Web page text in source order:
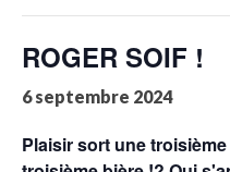
ROGER SOIF !
6 septembre 2024
Plaisir sort une